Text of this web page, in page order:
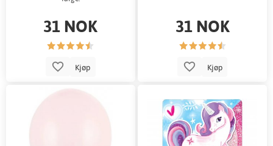
31 NOK
Kjøp
31 NOK
Kjøp